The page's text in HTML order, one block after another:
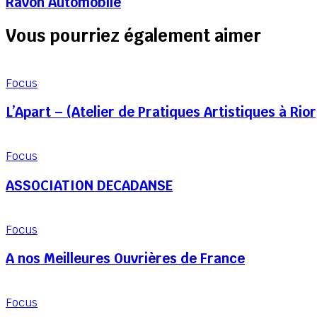
Vous pourriez également aimer
Focus
L’Apart – (Atelier de Pratiques Artistiques à
Focus
ASSOCIATION DECADANSE
Focus
A nos Meilleures Ouvrières de France
Focus